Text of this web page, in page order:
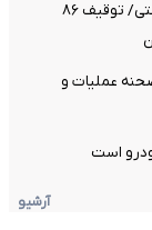
تهاتر ۱۶۷۳ میلیارد تومان از اموال شرکت‌های تراستی/ توقیف ۸۶
عملیات و
است
آرشیو